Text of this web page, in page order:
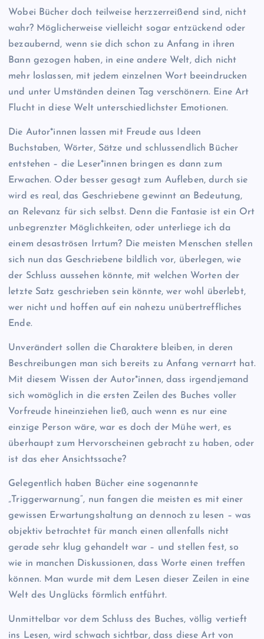
Wobei Bücher doch teilweise herzzerreißend sind, nicht
wahr? Möglicherweise vielleicht sogar entzückend oder
bezaubernd, wenn sie dich schon zu Anfang in ihren
Bann gezogen haben, in eine andere Welt, dich nicht
mehr loslassen, mit jedem einzelnen Wort beeindrucken
und unter Umständen deinen Tag verschönern. Eine Art
Flucht in diese Welt unterschiedlichster Emotionen.
Die Autor*innen lassen mit Freude aus Ideen
Buchstaben, Wörter, Sätze und schlussendlich Bücher
entstehen – die Leser*innen bringen es dann zum
Erwachen. Oder besser gesagt zum Aufleben, durch sie
wird es real, das Geschriebene gewinnt an Bedeutung,
an Relevanz für sich selbst. Denn die Fantasie ist ein Ort
unbegrenzter Möglichkeiten, oder unterliege ich da
einem desaströsen Irrtum? Die meisten Menschen stellen
sich nun das Geschriebene bildlich vor, überlegen, wie
der Schluss aussehen könnte, mit welchen Worten der
letzte Satz geschrieben sein könnte, wer wohl überlebt,
wer nicht und hoffen auf ein nahezu unübertreffliches
Ende.
Unverändert sollen die Charaktere bleiben, in deren
Beschreibungen man sich bereits zu Anfang vernarrt hat.
Mit diesem Wissen der Autor*innen, dass irgendjemand
sich womöglich in die ersten Zeilen des Buches voller
Vorfreude hineinziehen ließ, auch wenn es nur eine
einzige Person wäre, war es doch der Mühe wert, es
überhaupt zum Hervorscheinen gebracht zu haben, oder
ist das eher Ansichtssache?
Gelegentlich haben Bücher eine sogenannte
„Triggerwarnung“, nun fangen die meisten es mit einer
gewissen Erwartungshaltung an dennoch zu lesen – was
objektiv betrachtet für manch einen allenfalls nicht
gerade sehr klug gehandelt war – und stellen fest, so
wie in manchen Diskussionen, dass Worte einen treffen
können. Man wurde mit dem Lesen dieser Zeilen in eine
Welt des Unglücks förmlich entführt.
Unmittelbar vor dem Schluss des Buches, völlig vertieft
ins Lesen, wird schwach sichtbar, dass diese Art von